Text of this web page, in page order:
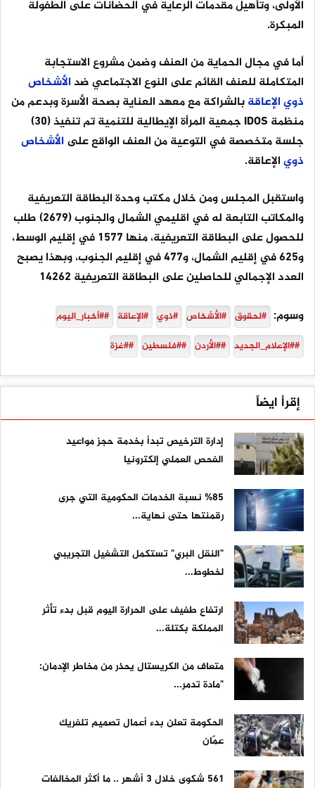
الأولى، وتأهيل مقدمات الرعاية في الحضانات على الطفولة
المبكرة.
أما في مجال الحماية من العنف وضمن مشروع الاستجابة
المتكاملة للعنف القائم على النوع الاجتماعي ضدالأشخاص
ذويالإعاقةبالشراكة مع معهد العناية بصحة الأسرة وبدعم من
منظمة IDOS جمعية المرأة الإيطالية للتنمية تم تنفيذ (30)
جلسة متخصصة في التوعية من العنف الواقع على الأشخاص
ذويالإعاقة.
واستقبل المجلس ومن خلال مكتب وحدة البطاقة التعريفية
والمكاتب التابعة له في اقليمي الشمال والجنوب (2679) طلب
للحصول على البطاقة التعريفية، منها 1577 في إقليم الوسط،
و625 في إقليم الشمال، و477 في إقليم الجنوب، وبهذا يصبح
العدد الإجمالي للحاصلين على البطاقة التعريفية 14262
وسوم: #لحقوق #الأشخاص #ذوي #الإعاقة ##أخبار_اليوم
##الإعلام_الجديد ##الأردن ##فلسطين ##غزة
إقرأ ايضاً
إدارة الترخيص تبدأ بخدمة حجز مواعيد
الفحص العملي إلكترونيا
%85 نسبة الخدمات الحكومية التي جرى
رقمنتها حتى نهاية...
"النقل البري" تستكمل التشغيل التجريبي
لخطوط...
ارتفاع طفيف على الحرارة اليوم قبل بدء تأثر
المملكة بكتلة...
متعاف من الكريستال يحذر من مخاطر الإدمان:
"مادة تدمر...
الحكومة تعلن بدء أعمال تصميم تلفريك
عمّان
561 شكوى خلال 3 أشهر .. ما أكثر المخالفات